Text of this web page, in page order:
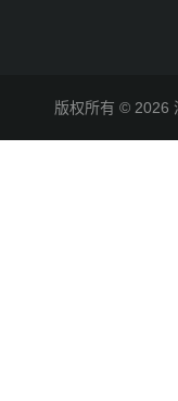
版权所有 ©